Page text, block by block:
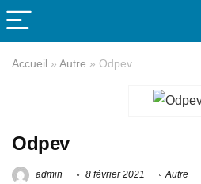
Accueil » Autre » Odpev
Odpev
admin 8 février 2021 Autre